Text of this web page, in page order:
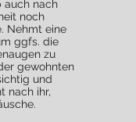
auch nach
noch
Nehmt eine
ggfs. die
zu
gewohnten
und
nach ihr,
.